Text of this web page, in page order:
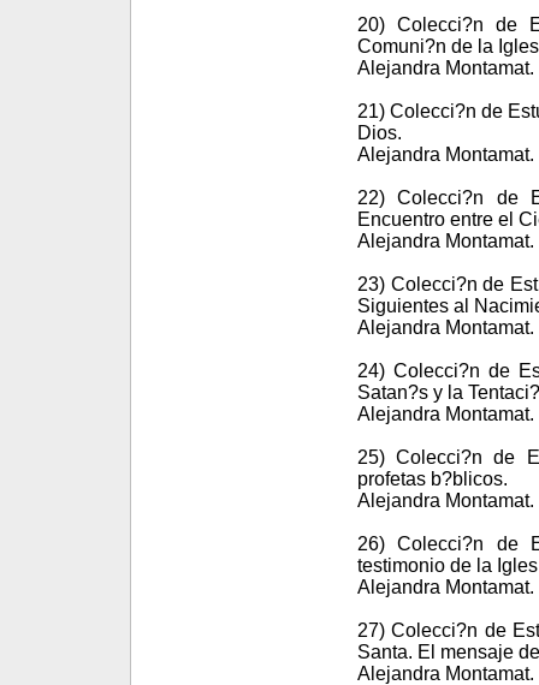
20) Colecci?n de
Comuni?n de la
Alejandra
21) Colecci?n de
Dios.
Alejandra
22) Colecci?n de
Encuentro entre el
Alejandra
23) Colecci?n de
Siguientes al
Alejandra
24) Colecci?n de
Satan?s y la
Alejandra
25) Colecci?n de
profetas b?blicos.
Alejandra
26) Colecci?n de
testimonio de la
Alejandra
27) Colecci?n de
Santa. El mensaje
Alejandra Montamat.